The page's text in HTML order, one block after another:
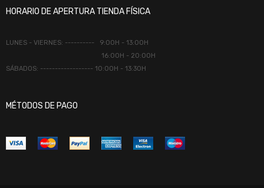
HORARIO DE APERTURA TIENDA FÍSICA
LUNES - VIERNES: ---------- 9:00H - 13:00H
16:00H - 20:00H
SÁBADOS: ------------------ 10:00H - 13:30H
MÉTODOS DE PAGO